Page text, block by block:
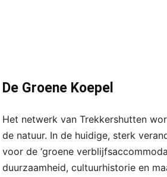
De Groene Koepel
Het netwerk van Trekkershutten
de natuur. In de huidige, sterk
voor de ‘groene
duurzaamheid, cultuurhistorie en